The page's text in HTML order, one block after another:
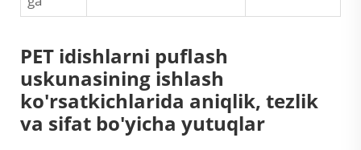
PET idishlarni puflash
uskunasining ishlash
ko'rsatkichlarida aniqlik, tezlik
va sifat bo'yicha yutuqlar